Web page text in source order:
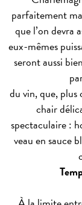
parfaitement
que l’on devra
eux-mêmes
seront aussi
du vin, que, plus
chair
spectaculaire :
veau en sauce